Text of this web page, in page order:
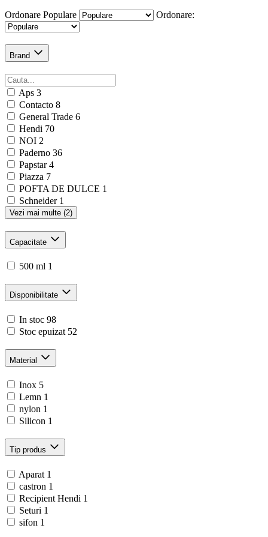
Ordonare Populare Ordonare:
Brand
Aps 3
Contacto 8
General Trade 6
Hendi 70
NOI 2
Paderno 36
Papstar 4
Piazza 7
POFTA DE DULCE 1
Schneider 1
Vezi mai multe (2)
Capacitate
500 ml 1
Disponibilitate
In stoc 98
Stoc epuizat 52
Material
Inox 5
Lemn 1
nylon 1
Silicon 1
Tip produs
Aparat 1
castron 1
Recipient Hendi 1
Seturi 1
sifon 1